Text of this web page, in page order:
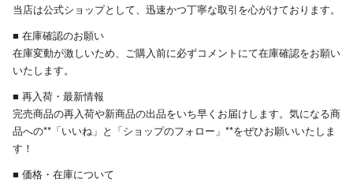
当店は公式ショップとして、迅速かつ丁寧な取引を心がけております。
■ 在庫確認のお願い
在庫変動が激しいため、ご購入前に必ずコメントにて在庫確認をお願い
いたします。
■ 再入荷・最新情報
完売商品の再入荷や新商品の出品をいち早くお届けします。気になる商
品への**「いいね」と「ショップのフォロー」**をぜひお願いいたしま
す！
■ 価格・在庫について